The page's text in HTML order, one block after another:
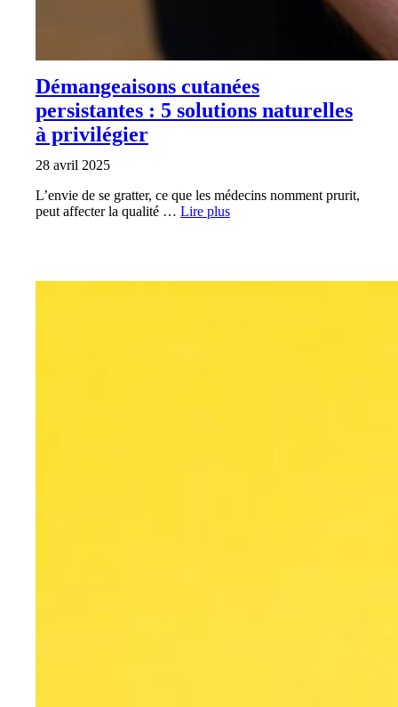
Démangeaisons cutanées
persistantes : 5 solutions naturelles
à privilégier
28 avril 2025
L’envie de se gratter, ce que les médecins nomment prurit,
peut affecter la qualité … Lire plus